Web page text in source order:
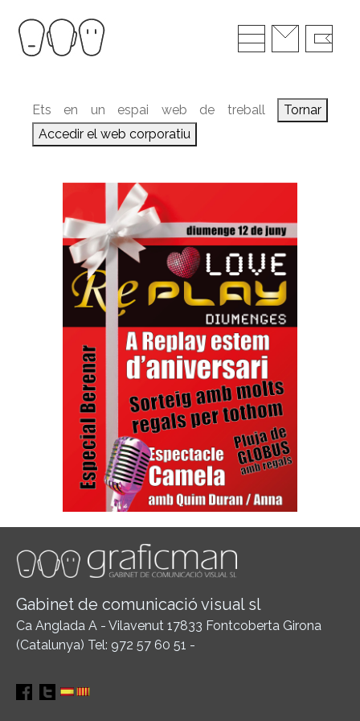
Ets en un espai web de treball
Tornar
Accedir el web corporatiu
Gabinet de comunicació visual sl
Ca Anglada A - Vilavenut 17833 Fontcoberta Girona
(Catalunya) Tel: 972 57 60 51 -